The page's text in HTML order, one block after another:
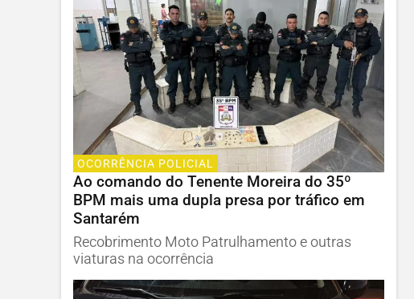
OCORRÊNCIA POLICIAL
Ao comando do Tenente Moreira do 35º
BPM mais uma dupla presa por tráfico em
Santarém
Recobrimento Moto Patrulhamento e outras
viaturas na ocorrência